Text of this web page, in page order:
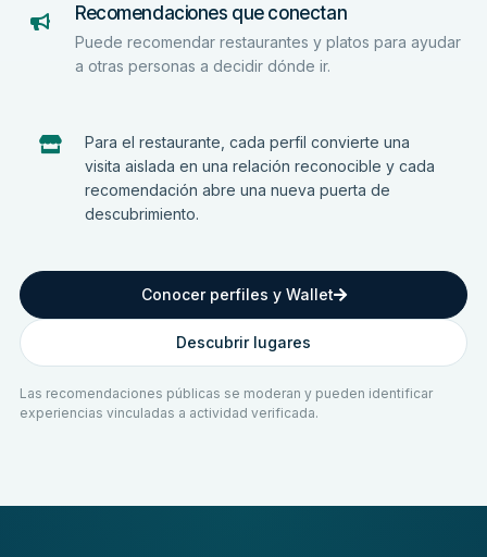
Recomendaciones que conectan
Puede recomendar restaurantes y platos para ayudar
a otras personas a decidir dónde ir.
Para el restaurante, cada perfil convierte una
visita aislada en una relación reconocible y cada
recomendación abre una nueva puerta de
descubrimiento.
Conocer perfiles y Wallet
Descubrir lugares
Las recomendaciones públicas se moderan y pueden identificar
experiencias vinculadas a actividad verificada.